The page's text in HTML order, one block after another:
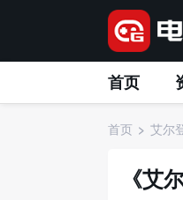
首页
首页 艾尔
《艾